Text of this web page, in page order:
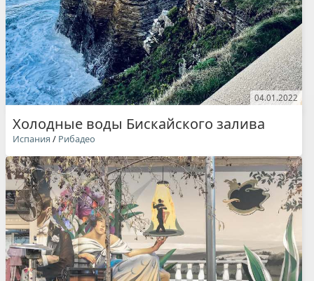
04.01.2022
Холодные воды Бискайского залива
Испания / Рибадео